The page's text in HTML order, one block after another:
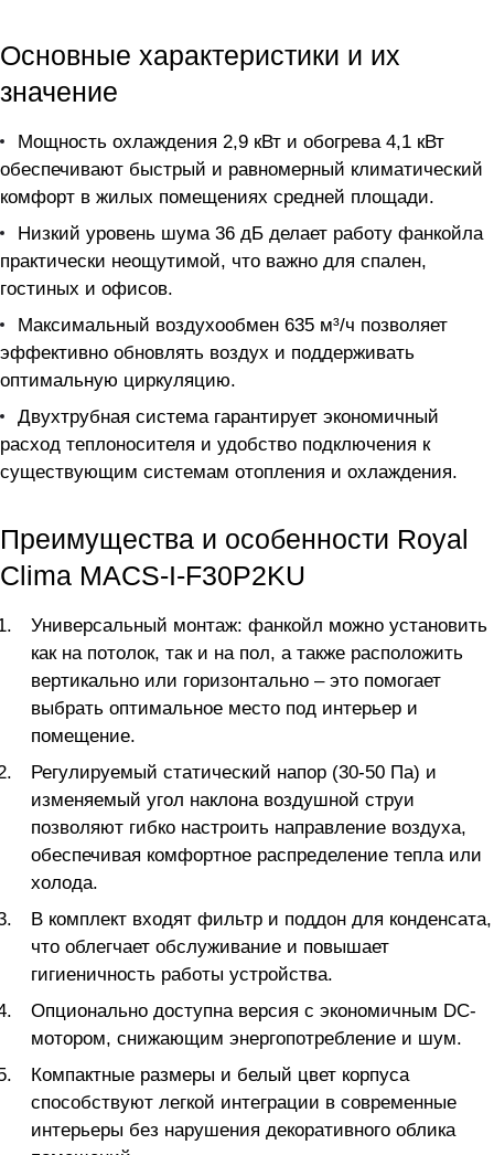
Основные характеристики и их
значение
Мощность охлаждения 2,9 кВт и обогрева 4,1 кВт
обеспечивают быстрый и равномерный климатический
комфорт в жилых помещениях средней площади.
Низкий уровень шума 36 дБ делает работу фанкойла
практически неощутимой, что важно для спален,
гостиных и офисов.
Максимальный воздухообмен 635 м³/ч позволяет
эффективно обновлять воздух и поддерживать
оптимальную циркуляцию.
Двухтрубная система гарантирует экономичный
расход теплоносителя и удобство подключения к
существующим системам отопления и охлаждения.
Преимущества и особенности Royal
Clima MACS-I-F30P2KU
Универсальный монтаж: фанкойл можно установить
как на потолок, так и на пол, а также расположить
вертикально или горизонтально – это помогает
выбрать оптимальное место под интерьер и
помещение.
Регулируемый статический напор (30-50 Па) и
изменяемый угол наклона воздушной струи
позволяют гибко настроить направление воздуха,
обеспечивая комфортное распределение тепла или
холода.
В комплект входят фильтр и поддон для конденсата,
что облегчает обслуживание и повышает
гигиеничность работы устройства.
Опционально доступна версия с экономичным DC-
мотором, снижающим энергопотребление и шум.
Компактные размеры и белый цвет корпуса
способствуют легкой интеграции в современные
интерьеры без нарушения декоративного облика